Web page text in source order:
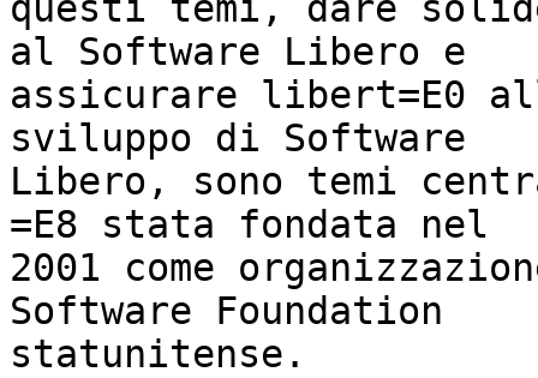
questi temi, dare
al Software Libero e
assicurare libert=E0
sviluppo di Software
Libero, sono temi
=E8 stata fondata nel
2001 come
Software Foundation
statunitense.